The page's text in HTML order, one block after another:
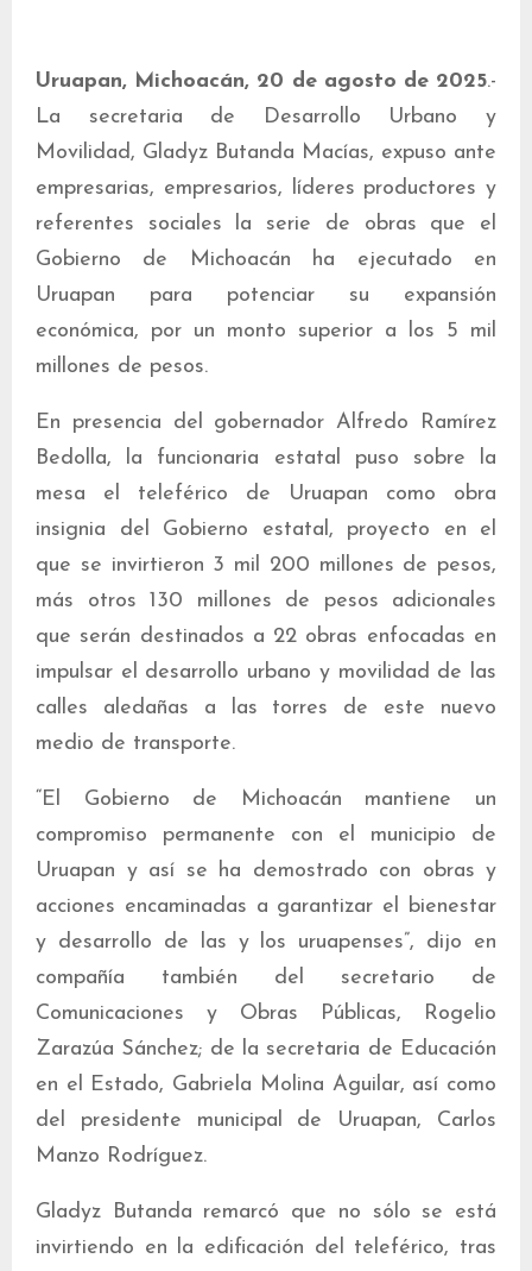
Uruapan, Michoacán, 20 de agosto de 2025.-
La secretaria de Desarrollo Urbano y
Movilidad, Gladyz Butanda Macías, expuso ante
empresarias, empresarios, líderes productores y
referentes sociales la serie de obras que el
Gobierno de Michoacán ha ejecutado en
Uruapan para potenciar su expansión
económica, por un monto superior a los 5 mil
millones de pesos.
En presencia del gobernador Alfredo Ramírez
Bedolla, la funcionaria estatal puso sobre la
mesa el teleférico de Uruapan como obra
insignia del Gobierno estatal, proyecto en el
que se invirtieron 3 mil 200 millones de pesos,
más otros 130 millones de pesos adicionales
que serán destinados a 22 obras enfocadas en
impulsar el desarrollo urbano y movilidad de las
calles aledañas a las torres de este nuevo
medio de transporte.
“El Gobierno de Michoacán mantiene un
compromiso permanente con el municipio de
Uruapan y así se ha demostrado con obras y
acciones encaminadas a garantizar el bienestar
y desarrollo de las y los uruapenses”, dijo en
compañía también del secretario de
Comunicaciones y Obras Públicas, Rogelio
Zarazúa Sánchez; de la secretaria de Educación
en el Estado, Gabriela Molina Aguilar, así como
del presidente municipal de Uruapan, Carlos
Manzo Rodríguez.
Gladyz Butanda remarcó que no sólo se está
invirtiendo en la edificación del teleférico, tras